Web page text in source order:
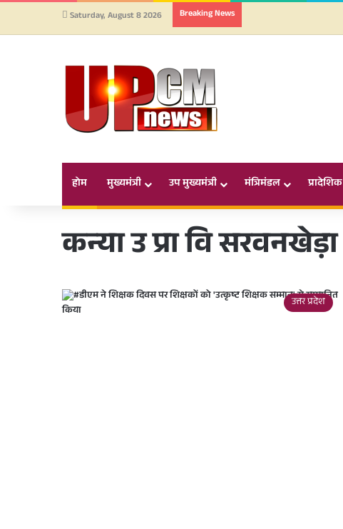
Saturday, August 8 2026 Breaking News
होम मुख्यमंत्री उप मुख्यमंत्री मंत्रिमंडल प्रादेशिक
कन्या उ प्रा वि सरवनखेड़ा
उत्तर प्रदेश